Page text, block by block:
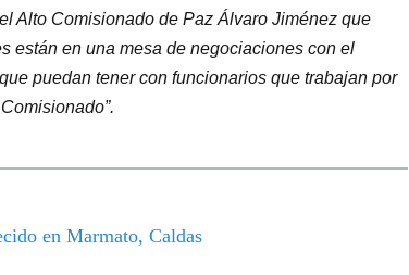
Alto Comisionado de Paz Álvaro Jiménez que
están en una mesa de negociaciones con el
puedan tener con funcionarios que trabajan por
en Marmato, Caldas